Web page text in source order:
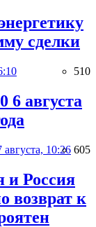
сделки
510
6 августа
августа, 10:26 605
и Россия
возврат к